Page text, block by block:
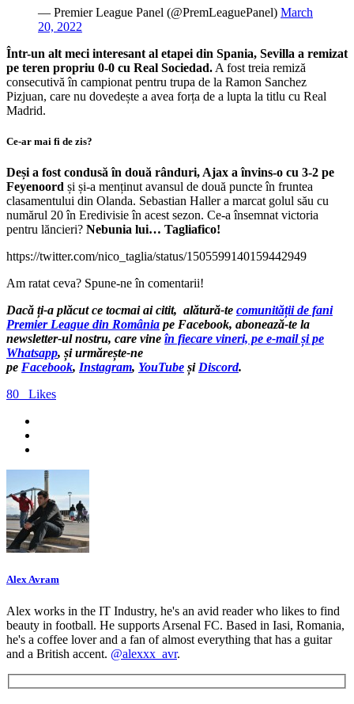
— Premier League Panel (@PremLeaguePanel) March
20, 2022
Într-un alt meci interesant al etapei din Spania, Sevilla a remizat
pe teren propriu 0-0 cu Real Sociedad. A fost treia remiză
consecutivă în campionat pentru trupa de la Ramon Sanchez
Pizjuan, care nu dovedește a avea forța de a lupta la titlu cu Real
Madrid.
Ce-ar mai fi de zis?
Deși a fost condusă în două rânduri, Ajax a învins-o cu 3-2 pe
Feyenoord și și-a menținut avansul de două puncte în fruntea
clasamentului din Olanda. Sebastian Haller a marcat golul său cu
numărul 20 în Eredivisie în acest sezon. Ce-a însemnat victoria
pentru lăncieri? Nebunia lui… Tagliafico!
https://twitter.com/nico_taglia/status/1505599140159442949
Am ratat ceva? Spune-ne în comentarii!
Dacă ți-a plăcut ce tocmai ai citit, alătură-te comunității de fani
Premier League din România pe Facebook, abonează-te la
newsletter-ul nostru, care vine în fiecare vineri, pe e-mail și pe
Whatsapp, și urmărește-ne
pe Facebook, Instagram, YouTube și Discord.
80
Likes
Alex Avram
Alex works in the IT Industry, he's an avid reader who likes to find
beauty in football. He supports Arsenal FC. Based in Iasi, Romania,
he's a coffee lover and a fan of almost everything that has a guitar
and a British accent. @alexxx_avr.